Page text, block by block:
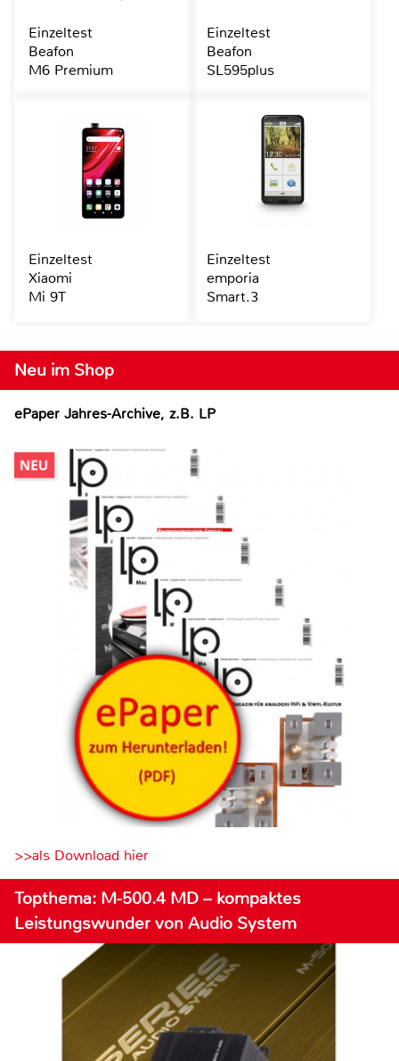
Neu im Shop
ePaper Jahres-Archive, z.B. LP
>>als Download hier
Topthema: M-500.4 MD – kompaktes
Leistungswunder von Audio System
Einzeltest
Beafon
M6 Premium
Einzeltest
Beafon
SL595plus
Einzeltest
Xiaomi
Mi 9T
Einzeltest
emporia
Smart.3